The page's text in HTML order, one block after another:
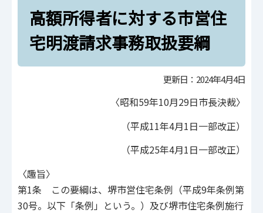
高額所得者に対する市営住宅明渡請求事務取扱
要綱
高額所得者に対する市営住
宅明渡請求事務取扱要綱
更新日：2024年4月4日
〈昭和59年10月29日市長決裁〉
（平成11年4月1日一部改正）
（平成25年4月1日一部改正）
〈趣旨〉
第1条 この要綱は、堺市営住宅条例（平成9年条例第
30号。以下「条例」という。）及び堺市住宅条例施行